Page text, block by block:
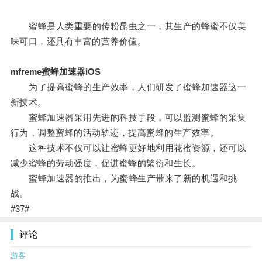
蜜蜂是人类重要的传粉昆虫之一，其生产的蜂蜜不仅美
味可口，还具有丰富的营养价值。
mfreme蜜蜂加速器iOS
为了提高蜜蜂的生产效率，人们研发了蜜蜂加速器这一
新技术。
蜜蜂加速器采用先进的科技手段，可以监测蜜蜂的采集
行为，调整蜜蜂的活动轨迹，提高蜜蜂的生产效率。
这种技术不仅可以让蜜蜂更好地利用花蜜资源，还可以
减少蜜蜂的劳动强度，促进蜜蜂的繁衍和生长。
蜜蜂加速器的推出，为蜜蜂生产带来了新的机遇和挑
战。
#37#
评论
游客